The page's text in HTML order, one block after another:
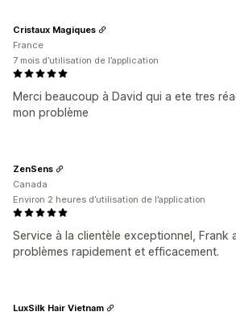
Merci beaucoup à David qui a ete tres
mon problème
Cristaux Magiques
France
7 mois d’utilisation de l’application
Service à la clientèle exceptionnel, Frank
problèmes rapidement et efficacement.
ZenSens
Canada
Environ 2 heures d’utilisation de l’application
LuxSilk Hair Vietnam